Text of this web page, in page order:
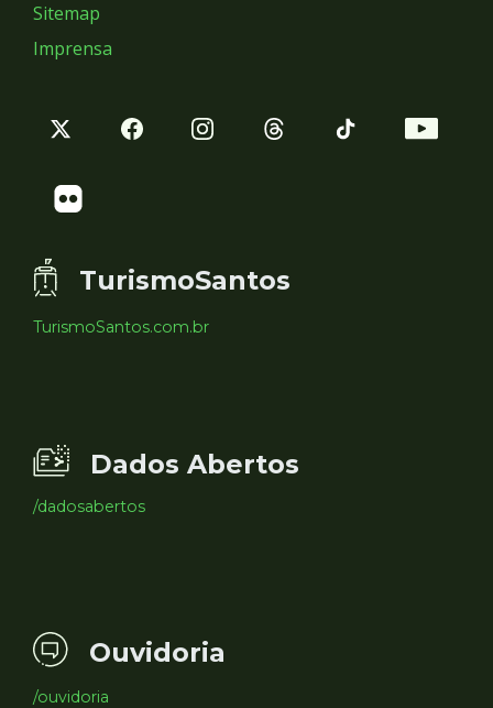
Sitemap
Imprensa
TurismoSantos
TurismoSantos.com.br
Dados Abertos
/dadosabertos
Ouvidoria
/ouvidoria